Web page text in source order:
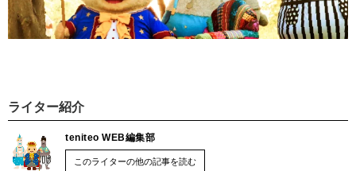
ライター紹介
teniteo WEB編集部
このライターの他の記事を読む